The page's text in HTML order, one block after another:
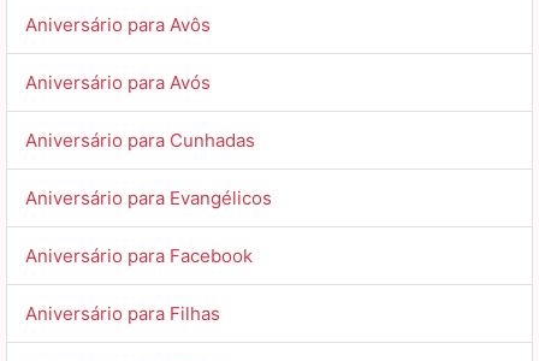
Aniversário para Avôs
Aniversário para Avós
Aniversário para Cunhadas
Aniversário para Evangélicos
Aniversário para Facebook
Aniversário para Filhas